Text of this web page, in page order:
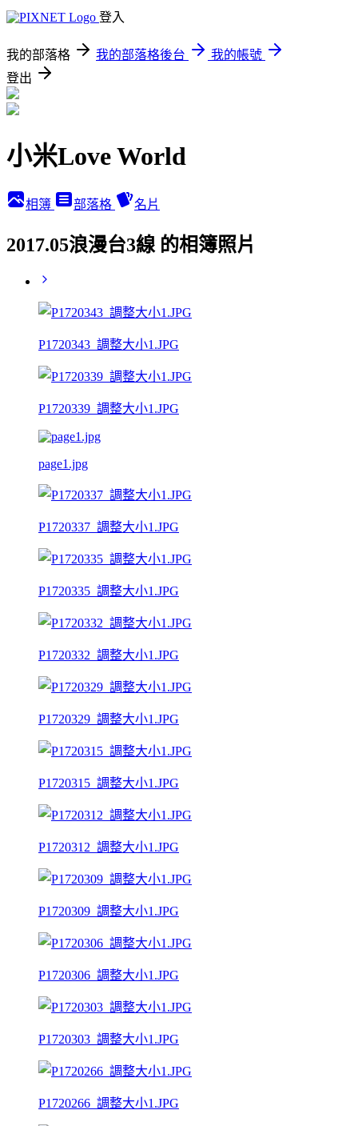
登入
我的部落格 我的部落格後台
我的帳號
登出
小米Love World
相簿 部落格 名片
2017.05浪漫台3線 的相簿照片
P1720343_調整大小1.JPG
P1720339_調整大小1.JPG
page1.jpg
P1720337_調整大小1.JPG
P1720335_調整大小1.JPG
P1720332_調整大小1.JPG
P1720329_調整大小1.JPG
P1720315_調整大小1.JPG
P1720312_調整大小1.JPG
P1720309_調整大小1.JPG
P1720306_調整大小1.JPG
P1720303_調整大小1.JPG
P1720266_調整大小1.JPG